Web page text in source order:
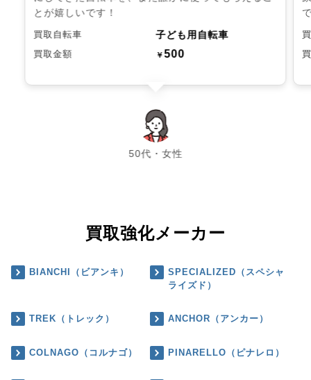
とが嬉しいです！
買取自転車 子ども用自転車
買取金額 ￥500
50代・女性
chevron_left chevron_right
買取強化メーカー
BIANCHI（ビアンキ）
SPECIALIZED（スペシャ
ライズド）
TREK（トレック） ANCHOR（アンカー）
COLNAGO（コルナゴ） PINARELLO（ピナレロ）